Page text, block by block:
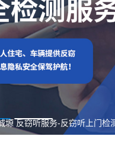
塬 反窃听服务-反窃听上门检